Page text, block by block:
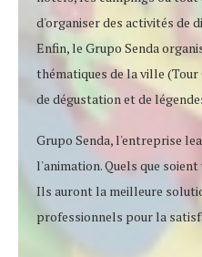
d'organiser des activités de
Enfin, le Grupo Senda
thématiques de la ville
de dégustation et de
Grupo Senda, l'entreprise
l'animation. Quels que
Ils auront la meilleure
professionnels pour la